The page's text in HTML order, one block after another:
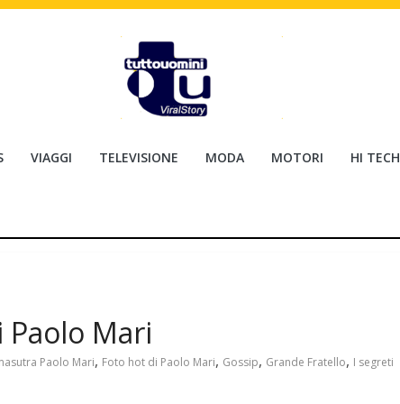
VIAGGI TELEVISIONE MODA MOTORI HI TECH
Mari
Paolo Mari, Foto hot di Paolo Mari, Gossip, Grande Fratello, I segreti